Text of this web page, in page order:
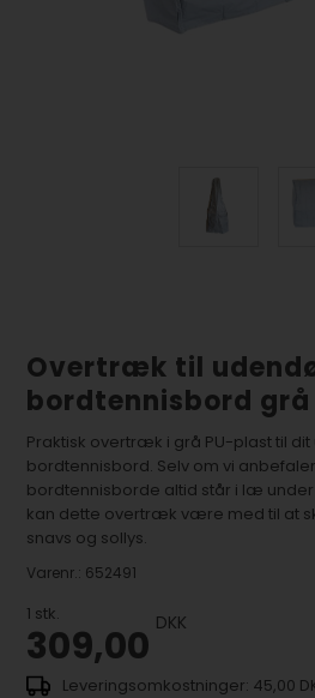
Overtræk til
bordtennisbord grå
Praktisk overtræk i grå PU-plast til
bordtennisbord. Selv om vi
bordtennisborde altid står i læ
kan dette overtræk være med til at
snavs og sollys.
Varenr.: 652491
1 stk.
309,00 DKK
45,00